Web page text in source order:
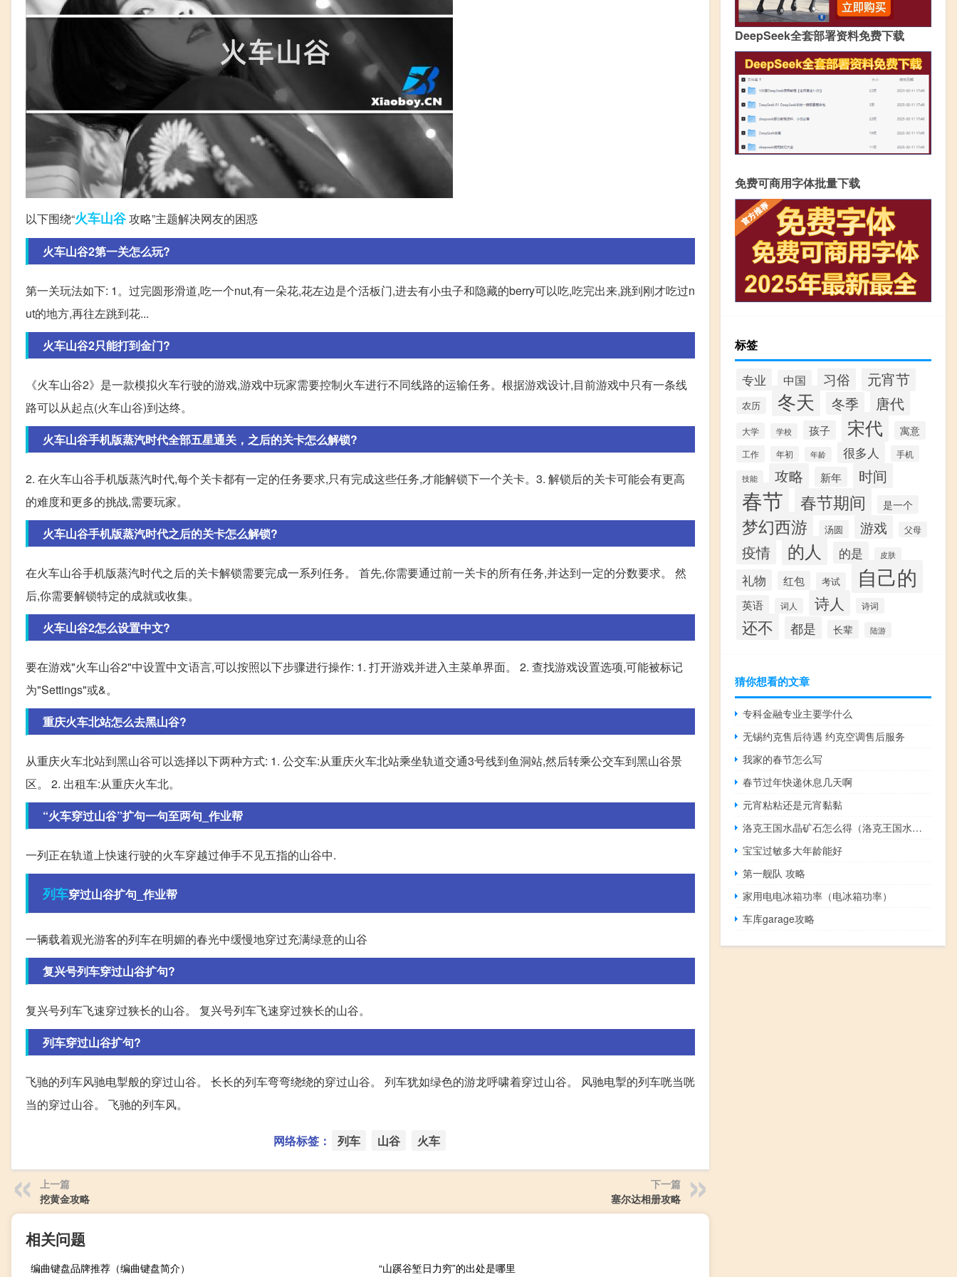
以下围绕“火车山谷攻略”主题解决网友的困惑
火车山谷2第一关怎么玩?
第一关玩法如下: 1。过完圆形滑道,吃一个nut,有一朵花,花左边是个活板门,进去有小虫子和隐藏的berry可以吃,吃完出来,跳到刚才吃过n
ut的地方,再往左跳到花...
火车山谷2只能打到金门?
《火车山谷2》是一款模拟火车行驶的游戏,游戏中玩家需要控制火车进行不同线路的运输任务。根据游戏设计,目前游戏中只有一条线
路可以从起点(火车山谷)到达终。
火车山谷手机版蒸汽时代全部五星通关，之后的关卡怎么解锁?
2. 在火车山谷手机版蒸汽时代,每个关卡都有一定的任务要求,只有完成这些任务,才能解锁下一个关卡。3. 解锁后的关卡可能会有更高
的难度和更多的挑战,需要玩家。
火车山谷手机版蒸汽时代之后的关卡怎么解锁?
在火车山谷手机版蒸汽时代之后的关卡解锁需要完成一系列任务。 首先,你需要通过前一关卡的所有任务,并达到一定的分数要求。 然
后,你需要解锁特定的成就或收集。
火车山谷2怎么设置中文?
要在游戏"火车山谷2"中设置中文语言,可以按照以下步骤进行操作: 1. 打开游戏并进入主菜单界面。 2. 查找游戏设置选项,可能被标记
为"Settings"或&。
重庆火车北站怎么去黑山谷?
从重庆火车北站到黑山谷可以选择以下两种方式: 1. 公交车:从重庆火车北站乘坐轨道交通3号线到鱼洞站,然后转乘公交车到黑山谷景
区。 2. 出租车:从重庆火车北。
“火车穿过山谷”扩句一句至两句_作业帮
一列正在轨道上快速行驶的火车穿越过伸手不见五指的山谷中.
列车穿过山谷扩句_作业帮
一辆载着观光游客的列车在明媚的春光中缓慢地穿过充满绿意的山谷
复兴号列车穿过山谷扩句?
复兴号列车飞速穿过狭长的山谷。 复兴号列车飞速穿过狭长的山谷。
列车穿过山谷扩句?
飞驰的列车风驰电掣般的穿过山谷。 长长的列车弯弯绕绕的穿过山谷。 列车犹如绿色的游龙呼啸着穿过山谷。 风驰电掣的列车咣当咣
当的穿过山谷。 飞驰的列车风。
网络标签： 列车 山谷 火车
上一篇
挖黄金攻略
下一篇
塞尔达相册攻略
相关问题
编曲键盘品牌推荐（编曲键盘简介） “山蹊谷堑日力穷”的出处是哪里
DeepSeek全套部署资料免费下载
免费可商用字体批量下载
标签
专业 中国 习俗 元宵节
农历 冬天 冬季 唐代
大学 学校 孩子 宋代 寓意
工作 年初 年龄 很多人 手机
技能 攻略 新年 时间
春节 春节期间 是一个
梦幻西游 汤圆 游戏 父母
疫情 的人 的是 皮肤
礼物 红包 考试 自己的
英语 词人 诗人 诗词
还不 都是 长辈 陆游
猜你想看的文章
专科金融专业主要学什么
无锡约克售后待遇 约克空调售后服务
我家的春节怎么写
春节过年快递休息几天啊
元宵粘粘还是元宵黏黏
洛克王国水晶矿石怎么得（洛克王国水晶矿石获得方法）
宝宝过敏多大年龄能好
第一舰队 攻略
家用电电冰箱功率（电冰箱功率）
车库garage攻略